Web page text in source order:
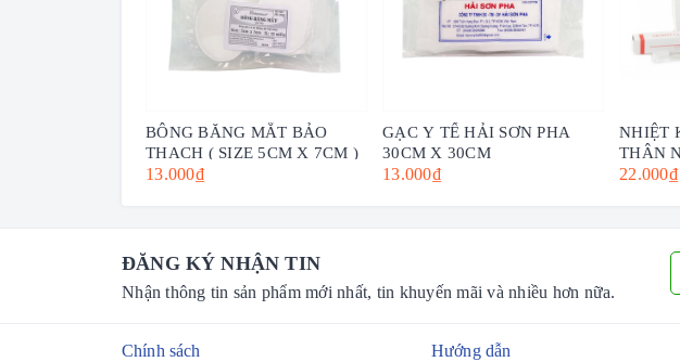
BÔNG BĂNG MẮT BẢO
THẠCH ( SIZE 5CM X 7CM )
13.000₫
GẠC Y TẾ HẢI SƠN PHA
30CM X 30CM
13.000₫
NHIỆT
22.000₫
ĐĂNG KÝ NHẬN TIN
Nhận thông tin sản phẩm mới nhất, tin khuyến mãi và nhiều hơn nữa.
Chính sách Hướng dẫn